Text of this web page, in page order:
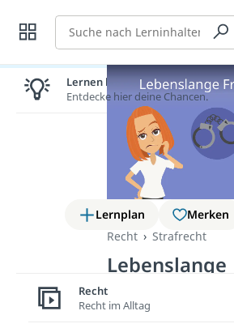
Suche
Lernplan Merken
Recht
Strafrecht
Lebenslange
Freiheitsstrafe
Lernen lohnt sich!
Entdecke hier deine Chancen.
Recht
Recht im Alltag